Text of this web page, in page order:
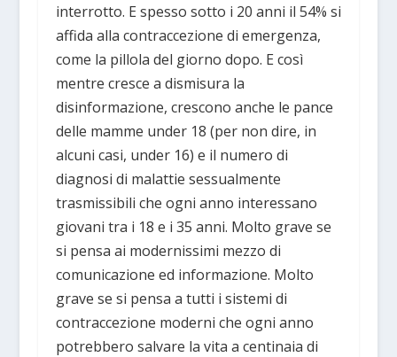
interrotto. E spesso sotto i 20 anni il 54% si
affida alla contraccezione di emergenza,
come la pillola del giorno dopo. E così
mentre cresce a dismisura la
disinformazione, crescono anche le pance
delle mamme under 18 (per non dire, in
alcuni casi, under 16) e il numero di
diagnosi di malattie sessualmente
trasmissibili che ogni anno interessano
giovani tra i 18 e i 35 anni. Molto grave se
si pensa ai modernissimi mezzo di
comunicazione ed informazione. Molto
grave se si pensa a tutti i sistemi di
contraccezione moderni che ogni anno
potrebbero salvare la vita a centinaia di